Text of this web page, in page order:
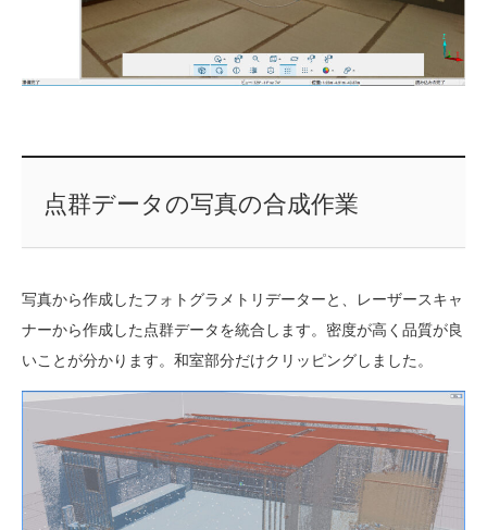
点群データの写真の合成作業
写真から作成したフォトグラメトリデーターと、レーザースキャ
ナーから作成した点群データを統合します。密度が高く品質が良
いことが分かります。和室部分だけクリッピングしました。